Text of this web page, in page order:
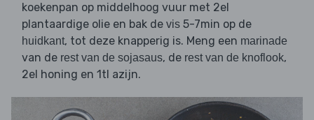
koekenpan op middelhoog vuur met 2el
plantaardige olie en bak de vis 5-7min op de
huidkant, tot deze knapperig is. Meng een marinade
van de rest van de sojasaus, de rest van de knoflook,
2el honing en 1tl azijn.